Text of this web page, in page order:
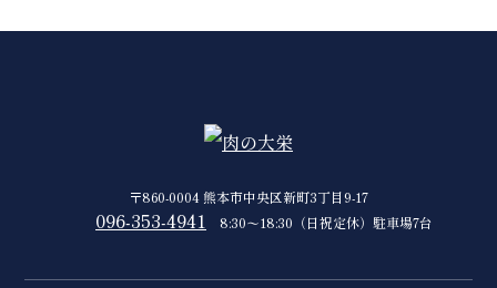
〒860-0004 熊本市中央区新町3丁目9-17
096-353-4941 8:30〜18:30（日祝定休）駐車場7台